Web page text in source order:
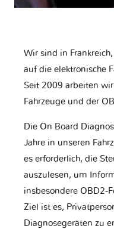
Wir sind in
auf die elektronische
Seit 2009 arbeiten
Fahrzeuge und der
Die On Board
Jahre in unseren
es erforderlich, die
auszulesen, um
insbesondere OBD2-
Ziel ist es,
Diagnosegeräten zu